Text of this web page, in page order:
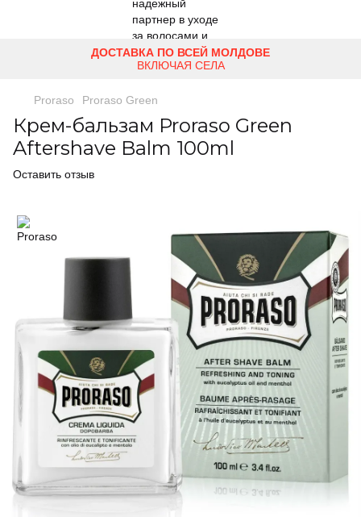
ДОСТАВКА ПО ВСЕЙ МОЛДОВЕ
ВКЛЮЧАЯ СЕЛА
Proraso Proraso Green
Крем-бальзам Proraso Green
Aftershave Balm 100ml
Оставить отзыв